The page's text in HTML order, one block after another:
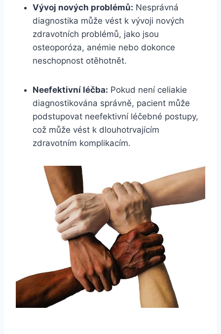
Vývoj nových problémů: Nesprávná
diagnostika může vést k vývoji nových
zdravotních problémů, jako jsou
osteoporóza, anémie nebo dokonce
neschopnost otěhotnět.
Neefektivní léčba: Pokud není celiakie
diagnostikována správně, pacient může
podstupovat neefektivní léčebné postupy,
což může vést k dlouhotrvajícím
zdravotním komplikacím.